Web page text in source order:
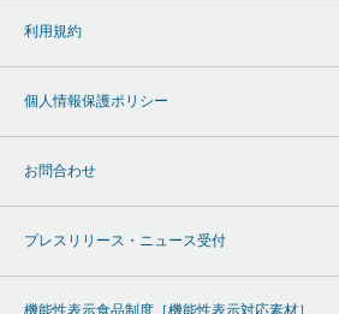
利用規約
個人情報保護ポリシー
お問合わせ
プレスリリース・ニュース受付